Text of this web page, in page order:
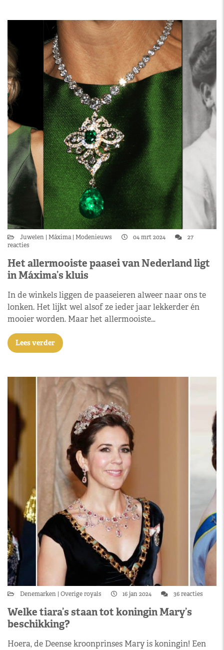
Juwelen Máxima Modenieuws 04 mrt 2024
27
reacties
Het allermooiste paasei van Nederland ligt
in Máxima’s kluis
In de winkels liggen de paaseieren alweer naar ons te
lonken. Het lijkt wel alsof ze ieder jaar lekkerder én
mooier worden. Maar het allermooiste…
Lees verder
Denemarken Overige royals 16 jan 2024 36 reacties
Welke tiara’s staan tot koningin Mary’s
beschikking?
Hoera, de Deense kroonprinses Mary is koningin! Een